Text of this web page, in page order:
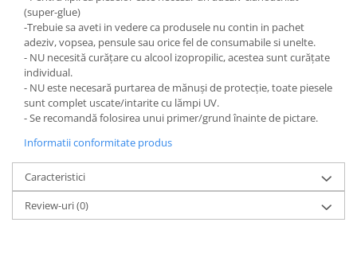
(super-glue)
-Trebuie sa aveti in vedere ca produsele nu contin in pachet
adeziv, vopsea, pensule sau orice fel de consumabile si unelte.
- NU necesită curățare cu alcool izopropilic, acestea sunt curățate
individual.
- NU este necesară purtarea de mănuși de protecție, toate piesele
sunt complet uscate/intarite cu lămpi UV.
- Se recomandă folosirea unui primer/grund înainte de pictare.
Informatii conformitate produs
Caracteristici
Review-uri(0)